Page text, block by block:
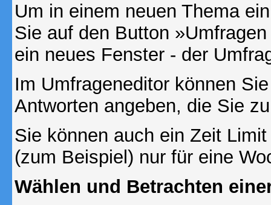
Um in einem neuen Thema
Sie auf den Button
ein neues Fenster - der
Im Umfrageneditor können
Antworten angeben, die Sie
Sie können auch ein Zeit
(zum Beispiel) nur für eine
Wählen und Betrachten